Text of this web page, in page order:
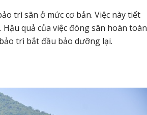
trì sân ở mức cơ bản. Việc này tiết
quả của việc đóng sân hoàn toàn
trì bắt đầu bảo dưỡng lại.